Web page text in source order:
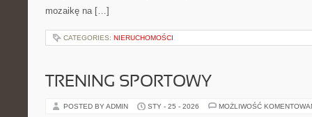
mozaikę na […]
CATEGORIES: NIERUCHOMOŚCI
TRENING SPORTOWY
POSTED BY ADMIN STY - 25 - 2026 MOŻLIWOŚĆ